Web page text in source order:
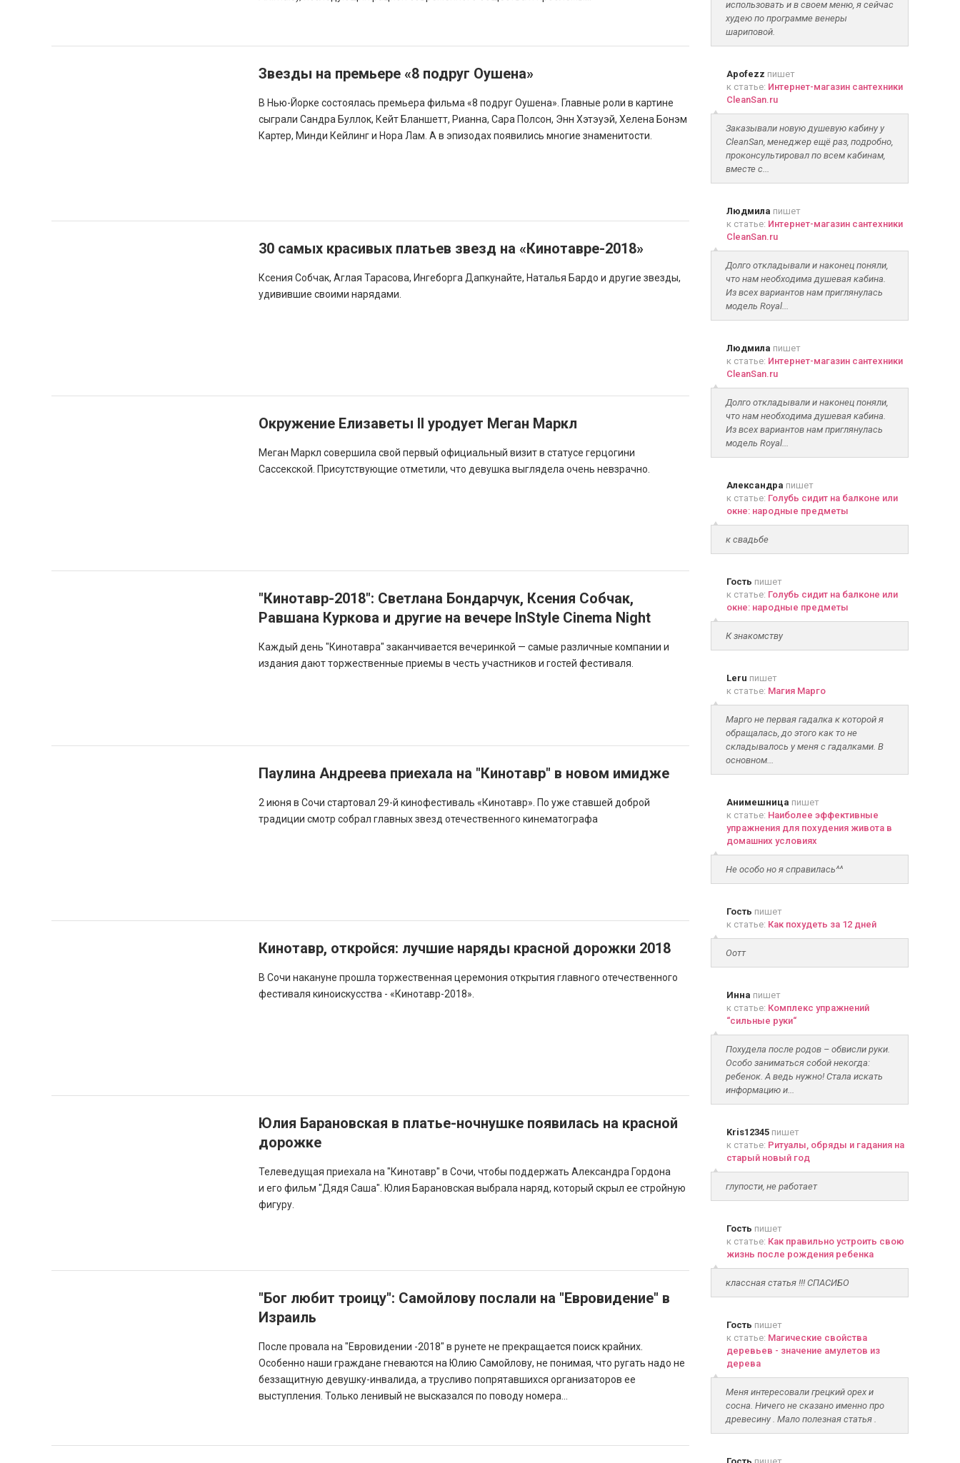
Звезды на премьере «8 подруг Оушена»
В Нью-Йорке состоялась премьера фильма «8 подруг Оушена». Главные роли в картине
сыграли Сандра Буллок, Кейт Бланшетт, Рианна, Сара Полсон, Энн Хэтэуэй, Хелена Бонэм
Картер, Минди Кейлинг и Нора Лам. А в эпизодах появились многие знаменитости.
30 самых красивых платьев звезд на «Кинотавре-2018»
Ксения Собчак, Аглая Тарасова, Ингеборга Дапкунайте, Наталья Бардо и другие звезды,
удивившие своими нарядами.
Окружение Елизаветы II уродует Меган Маркл
Меган Маркл совершила свой первый официальный визит в статусе герцогини
Сассекской. Присутствующие отметили, что девушка выглядела очень невзрачно.
"Кинотавр-2018": Светлана Бондарчук, Ксения Собчак,
Равшана Куркова и другие на вечере InStyle Cinema Night
Каждый день "Кинотавра" заканчивается вечеринкой — самые различные компании и
издания дают торжественные приемы в честь участников и гостей фестиваля.
Паулина Андреева приехала на "Кинотавр" в новом имидже
2 июня в Сочи стартовал 29-й кинофестиваль «Кинотавр». По уже ставшей доброй
традиции смотр собрал главных звезд отечественного кинематографа
Кинотавр, откройся: лучшие наряды красной дорожки 2018
В Сочи накануне прошла торжественная церемония открытия главного отечественного
фестиваля киноискусства - «Кинотавр-2018».
Юлия Барановская в платье-ночнушке появилась на красной
дорожке
Телеведущая приехала на "Кинотавр" в Сочи, чтобы поддержать Александра Гордона
и его фильм "Дядя Саша". Юлия Барановская выбрала наряд, который скрыл ее стройную
фигуру.
"Бог любит троицу": Самойлову послали на "Евровидение" в
Израиль
После провала на "Евровидении -2018" в рунете не прекращается поиск крайних.
Особенно наши граждане гневаются на Юлию Самойлову, не понимая, что ругать надо не
беззащитную девушку-инвалида, а трусливо попрятавшихся организаторов ее
выступления. Только ленивый не высказался по поводу номера...
использовать и в своем меню, я сейчас
худею по программе венеры
шариповой.
Apofezz пишет
к статье: Интернет-магазин сантехники
CleanSan.ru
Заказывали новую душевую кабину у
CleanSan, менеджер ещё раз, подробно,
проконсультировал по всем кабинам,
вместе с...
Людмила пишет
к статье: Интернет-магазин сантехники
CleanSan.ru
Долго откладывали и наконец поняли,
что нам необходима душевая кабина.
Из всех вариантов нам приглянулась
модель Royal...
Людмила пишет
к статье: Интернет-магазин сантехники
CleanSan.ru
Долго откладывали и наконец поняли,
что нам необходима душевая кабина.
Из всех вариантов нам приглянулась
модель Royal...
Александра пишет
к статье: Голубь сидит на балконе или
окне: народные предметы
к свадьбе
Гость пишет
к статье: Голубь сидит на балконе или
окне: народные предметы
К знакомству
Leru пишет
к статье: Магия Марго
Марго не первая гадалка к которой я
обращалась, до этого как то не
складывалось у меня с гадалками. В
основном...
Анимешница пишет
к статье: Наиболее эффективные
упражнения для похудения живота в
домашних условиях
Не особо но я справилась^^
Гость пишет
к статье: Как похудеть за 12 дней
Оотт
Инна пишет
к статье: Комплекс упражнений
“сильные руки“
Похудела после родов – обвисли руки.
Особо заниматься собой некогда:
ребенок. А ведь нужно! Стала искать
информацию и...
Kris12345пишет
к статье: Ритуалы, обряды и гадания на
старый новый год
глупости, не работает
Гость пишет
к статье: Как правильно устроить свою
жизнь после рождения ребенка
классная статья !!! СПАСИБО
Гость пишет
к статье: Магические свойства
деревьев - значение амулетов из
дерева
Меня интересовали грецкий орех и
сосна. Ничего не сказано именно про
древесину . Мало полезная статья .